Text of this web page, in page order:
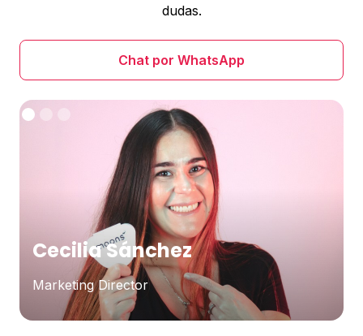
dudas.
Chat por WhatsApp
Cecilia Sánchez
Marketing Director